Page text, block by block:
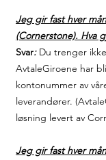
Jeg gir fast hver
(Cornerstone). Hva
Svar:Du trenger
AvtaleGiroene har
kontonummer av
leverandører.
løsning levert av
Jeg gir fast hver